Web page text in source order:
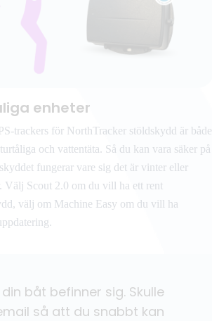
enheter
trackers för NorthTracker stöldskydd är både
och vattentäta. Så du kan vara säker på
fungerar vare sig det är vinter eller
Välj Scout 2.0 om du vill ha ett rent
välj om Machine Easy om du vill ha
båt befinner sig. Skulle
så att du snabbt kan